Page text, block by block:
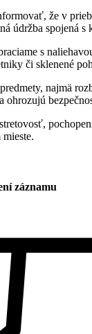
že v
údržba spojená s
s
či sklenené
najmä
ohrozujú
záznamu